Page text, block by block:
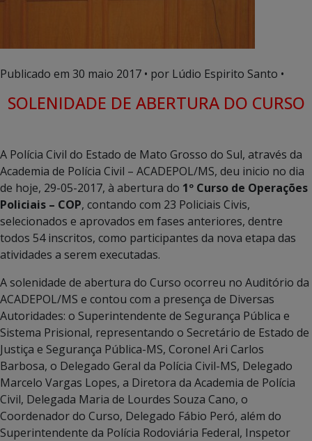
Publicado em 30 maio 2017 • por Lúdio Espirito Santo •
SOLENIDADE DE ABERTURA DO CURSO
A Polícia Civil do Estado de Mato Grosso do Sul, através da
Academia de Polícia Civil – ACADEPOL/MS, deu inicio no dia
de hoje, 29-05-2017, à abertura do 1º Curso de Operações
Policiais – COP, contando com 23 Policiais Civis,
selecionados e aprovados em fases anteriores, dentre
todos 54 inscritos, como participantes da nova etapa das
atividades a serem executadas.
A solenidade de abertura do Curso ocorreu no Auditório da
ACADEPOL/MS e contou com a presença de Diversas
Autoridades: o Superintendente de Segurança Pública e
Sistema Prisional, representando o Secretário de Estado de
Justiça e Segurança Pública-MS, Coronel Ari Carlos
Barbosa, o Delegado Geral da Polícia Civil-MS, Delegado
Marcelo Vargas Lopes, a Diretora da Academia de Polícia
Civil, Delegada Maria de Lourdes Souza Cano, o
Coordenador do Curso, Delegado Fábio Peró, além do
Superintendente da Polícia Rodoviária Federal, Inspetor